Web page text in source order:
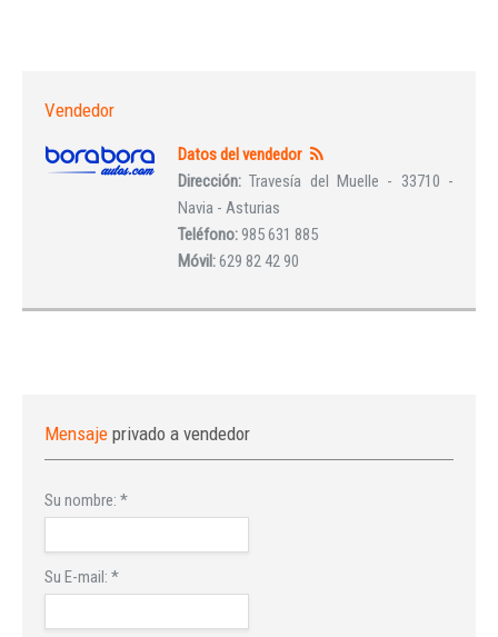
Vendedor
Datos del vendedor
Dirección:Travesía del Muelle - 33710 -
Navia - Asturias
Teléfono:985 631 885
Móvil:629 82 42 90
Mensaje privado a vendedor
Su nombre: *
Su E-mail: *